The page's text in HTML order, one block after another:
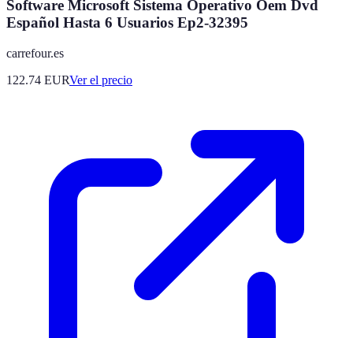
Software Microsoft Sistema Operativo Oem Dvd
Español Hasta 6 Usuarios Ep2-32395
carrefour.es
122.74 EURVer el precio